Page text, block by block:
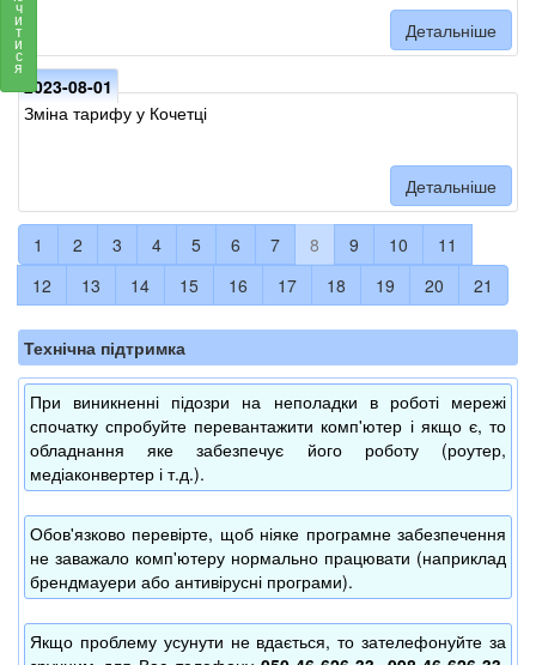
Детальніше
2023-08-01
Зміна тарифу у Кочетці
Детальніше
1 2 3 4 5 6 7 8 9 10
11
12
13 14 15 16 17 18 19 20 21
Технічна підтримка
При виникненні підозри на неполадки в роботі мережі
спочатку спробуйте перевантажити комп'ютер і якщо є, то
обладнання яке забезпечує його роботу (роутер,
медіаконвертер і т.д.).
Обов'язково перевірте, щоб ніяке програмне забезпечення
не заважало комп'ютеру нормально працювати (наприклад
брендмауери або антивірусні програми).
Якщо проблему усунути не вдається, то зателефонуйте за
ч
и
т
и
с
я